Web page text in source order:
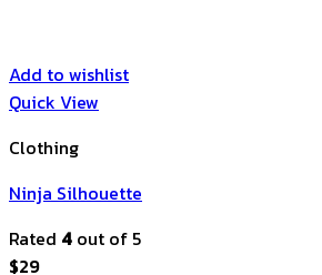
Add to wishlist
Quick View
Clothing
Ninja Silhouette
Rated 4 out of 5
$29